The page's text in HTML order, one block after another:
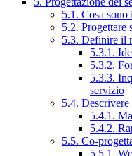
5.1. Cosa
5.2.
5.3. Definire il
5.3.1.
5.3.2.
5.3.3.
servizio
5.4.
5.4.1.
5.4.2.
5.5. Co-
5.5.1.